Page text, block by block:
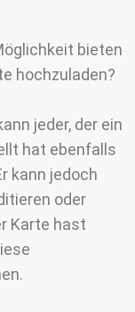
bieten
hochzuladen?
jeder, der ein
hat ebenfalls
kann jedoch
oder
Karte hast